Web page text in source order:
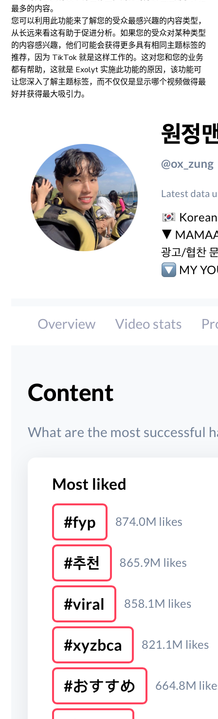
最多的内容。
您可以利用此功能来了解您的受众最感兴趣的内容类型，
从长远来看这有助于促进分析。如果您的受众对某种类型
的内容感兴趣，他们可能会获得更多具有相同主题标签的
推荐，因为 TikTok 就是这样工作的。这对您和您的业务
都有帮助，这就是 Exolyt 实施此功能的原因，该功能可
让您深入了解主题标签，而不仅仅是显示哪个视频做得最
好并获得最大吸引力。